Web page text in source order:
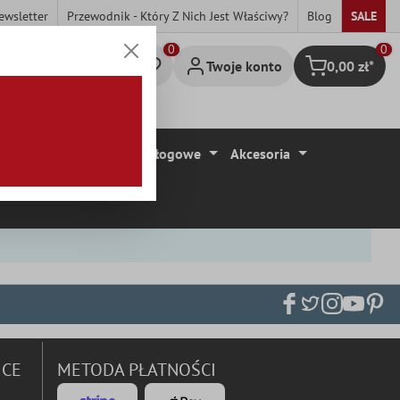
Przewodnik - Który Z Nich Jest Właściwy? Blog SALE
Twoje konto Koszyk
0
0,00 zł*
Wykładziny Podłogowe Akcesoria
METODA PŁATNOŚCI